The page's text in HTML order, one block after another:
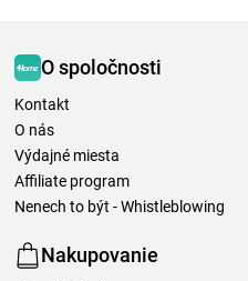
O spoločnosti
Kontakt
O nás
Výdajné miesta
Affiliate program
Nenech to být - Whistleblowing
Nakupovanie